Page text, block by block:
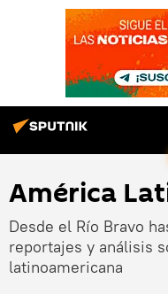
América
Desde el Río Bravo
reportajes y análisis
latinoamericana